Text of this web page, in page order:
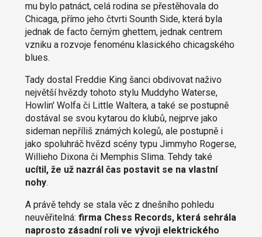
mu bylo patnáct, celá rodina se přestěhovala do
Chicaga, přímo jeho čtvrti Sounth Side, která byla
jednak de facto černým ghettem, jednak centrem
vzniku a rozvoje fenoménu klasického chicagského
blues.
Tady dostal Freddie King šanci obdivovat naživo
největší hvězdy tohoto stylu Muddyho Waterse,
Howlin' Wolfa či Little Waltera, a také se postupně
dostával se svou kytarou do klubů, nejprve jako
sideman nepříliš známých kolegů, ale postupně i
jako spoluhráč hvězd scény typu Jimmyho Rogerse,
Willieho Dixona či Memphis Slima. Tehdy také
ucítil, že už nazrál čas postavit se na vlastní
nohy.
A právě tehdy se stala věc z dnešního pohledu
neuvěřitelná: firma Chess Records, která sehrála
naprosto zásadní roli ve vývoji elektrického